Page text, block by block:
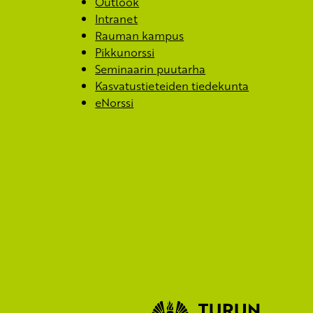
Intranet
Rauman kampus
Pikkunorssi
Seminaarin puutarha
Kasvatustieteiden tiedekunta
eNorssi